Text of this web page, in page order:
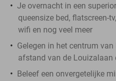
Je overnacht in een
queensize bed, flatscreen-
wifi en nog veel meer
Gelegen in het centrum
afstand van de Louizalaan
Beleef een onvergetelijke